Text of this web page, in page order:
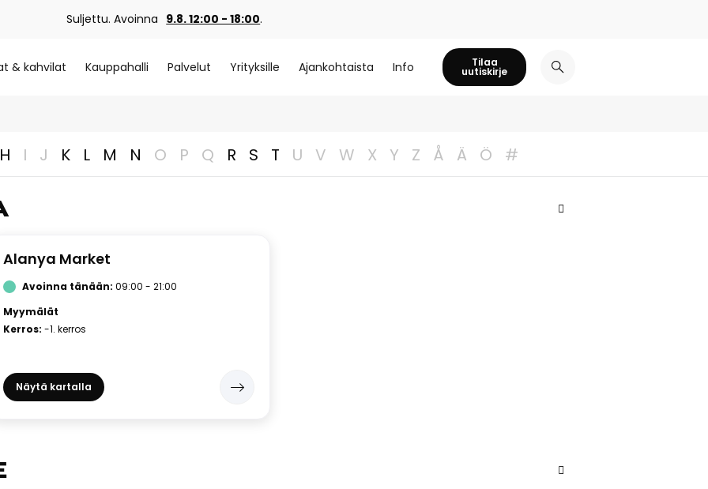
Suljettu. Avoinna 9.8. 12:00 - 18:00.
& kahvilat Kauppahalli Palvelut Yrityksille Ajankohtaista Info Tilaa
uutiskirje
H I J K L M N O P Q R S T U V W X Y Z Å Ä Ö #
Alanya Market
Avoinna tänään: 09:00 - 21:00
Myymälät
Kerros: -1. kerros
Näytä kartalla